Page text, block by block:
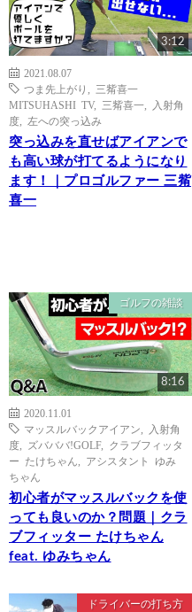
3:12
2021.08.07
つま先上がり
三觜喜一
MITSUHASHI TV, 三觜喜一
入射角
度
左への突っ込み
突っ込みを直せばアイアンで
も高い球が打てるようになり
ます！｜プロゴルファー 三觜
喜一
ゴルフの雑談
8:16
2020.11.01
マッスルバックアイアン
入射角
度
ズバババ!GOLF, クラブフィッタ
ー たけちゃん
アシスタント ゆみ
ちゃん
初心者がマッスルバックを使
っても良いのか？問題｜クラ
ブフィッター たけちゃん
feat. ゆみちゃん
ドライバーの打ち方